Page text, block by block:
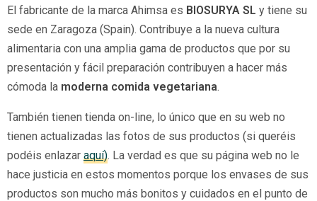
El fabricante de la marca Ahimsa es BIOSURYA SL y tiene su
sede en Zaragoza (Spain). Contribuye a la nueva cultura
alimentaria con una amplia gama de productos que por su
presentación y fácil preparación contribuyen a hacer más
cómoda la moderna comida vegetariana.
También tienen tienda on-line, lo único que en su web no
tienen actualizadas las fotos de sus productos (si queréis
podéis enlazar aquí). La verdad es que su página web no le
hace justicia en estos momentos porque los envases de sus
productos son mucho más bonitos y cuidados en el punto de